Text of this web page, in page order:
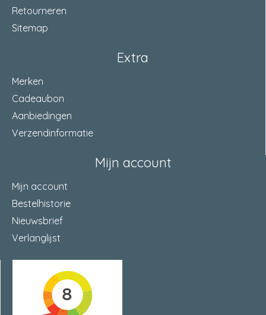
Retourneren
Sitemap
Extra
Merken
Cadeaubon
Aanbiedingen
Verzendinformatie
Mijn account
Mijn account
Bestelhistorie
Nieuwsbrief
Verlanglijst